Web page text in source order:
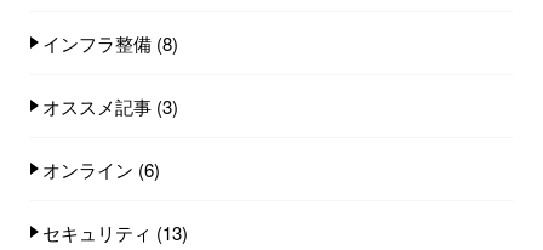
インフラ整備 (8)
オススメ記事 (3)
オンライン (6)
セキュリティ (13)